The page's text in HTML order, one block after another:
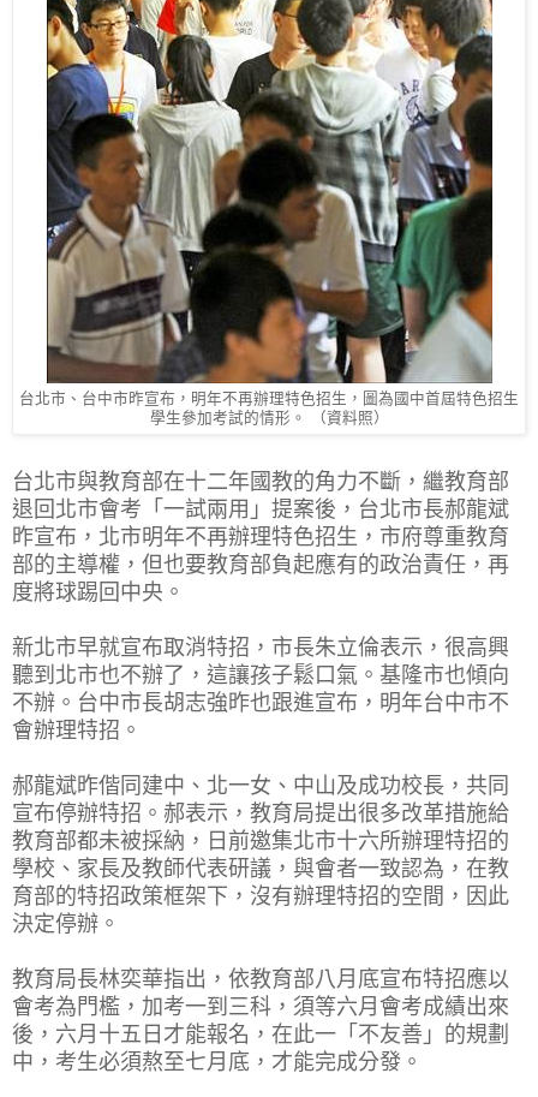
台北市、台中市昨宣布，明年不再辦理特色招生，圖為國中首屆特色招生
學生參加考試的情形。 （資料照）
台北市與教育部在十二年國教的角力不斷，繼教育部
退回北市會考「一試兩用」提案後，台北市長郝龍斌
昨宣布，北市明年不再辦理特色招生，市府尊重教育
部的主導權，但也要教育部負起應有的政治責任，再
度將球踢回中央。
新北市早就宣布取消特招，市長朱立倫表示，很高興
聽到北市也不辦了，這讓孩子鬆口氣。基隆市也傾向
不辦。台中市長胡志強昨也跟進宣布，明年台中市不
會辦理特招。
郝龍斌昨偕同建中、北一女、中山及成功校長，共同
宣布停辦特招。郝表示，教育局提出很多改革措施給
教育部都未被採納，日前邀集北市十六所辦理特招的
學校、家長及教師代表研議，與會者一致認為，在教
育部的特招政策框架下，沒有辦理特招的空間，因此
決定停辦。
教育局長林奕華指出，依教育部八月底宣布特招應以
會考為門檻，加考一到三科，須等六月會考成績出來
後，六月十五日才能報名，在此一「不友善」的規劃
中，考生必須熬至七月底，才能完成分發。